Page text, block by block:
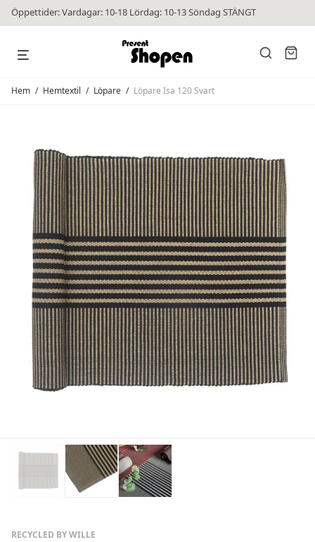
Öppettider: Vardagar: 10-18 Lördag: 10-13 Söndag STÄNGT
Hem / Hemtextil / Löpare / Löpare Isa 120 Svart
RECYCLED BY WILLE